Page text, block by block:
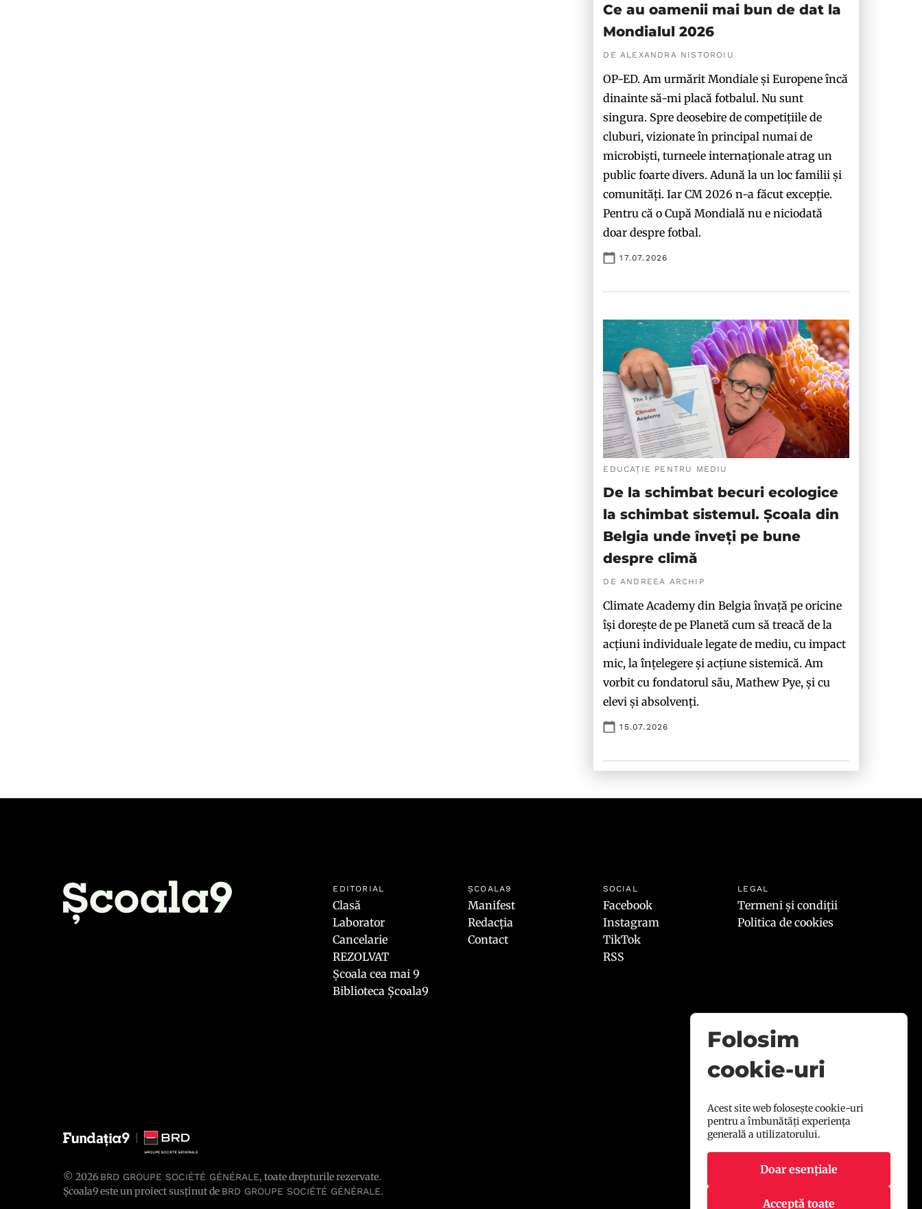
Ce au oamenii mai bun de dat la
Mondialul 2026
DE ALEXANDRA NISTOROIU
OP-ED. Am urmărit Mondiale și Europene încă
dinainte să-mi placă fotbalul. Nu sunt
singura. Spre deosebire de competițiile de
cluburi, vizionate în principal numai de
microbiști, turneele internaționale atrag un
public foarte divers. Adună la un loc familii și
comunități. Iar CM 2026 n-a făcut excepție.
Pentru că o Cupă Mondială nu e niciodată
doar despre fotbal.
17.07.2026
EDUCAȚIE PENTRU MEDIU
De la schimbat becuri ecologice
la schimbat sistemul. Școala din
Belgia unde înveți pe bune
despre climă
DE ANDREEA ARCHIP
Climate Academy din Belgia învață pe oricine
își dorește de pe Planetă cum să treacă de la
acțiuni individuale legate de mediu, cu impact
mic, la înțelegere și acțiune sistemică. Am
vorbit cu fondatorul său, Mathew Pye, și cu
elevi și absolvenți.
15.07.2026
EDITORIAL
Clasă
Laborator
Cancelarie
REZOLVAT
Școala cea mai 9
Biblioteca Școala9
ȘCOALA9
Manifest
Redacția
Contact
SOCIAL
Facebook
Instagram
TikTok
RSS
LEGAL
Termeni și condiții
Politica de cookies
© 2026 BRD GROUPE SOCIÉTÉ GÉNÉRALE, toate drepturile rezervate.
Școala9 este un proiect susținut de BRD GROUPE SOCIÉTÉ GÉNÉRALE.
Folosim
cookie-uri
Acest site web folosește cookie-uri
pentru a îmbunătăți experiența
generală a utilizatorului.
Doar esențiale
Acceptă toate